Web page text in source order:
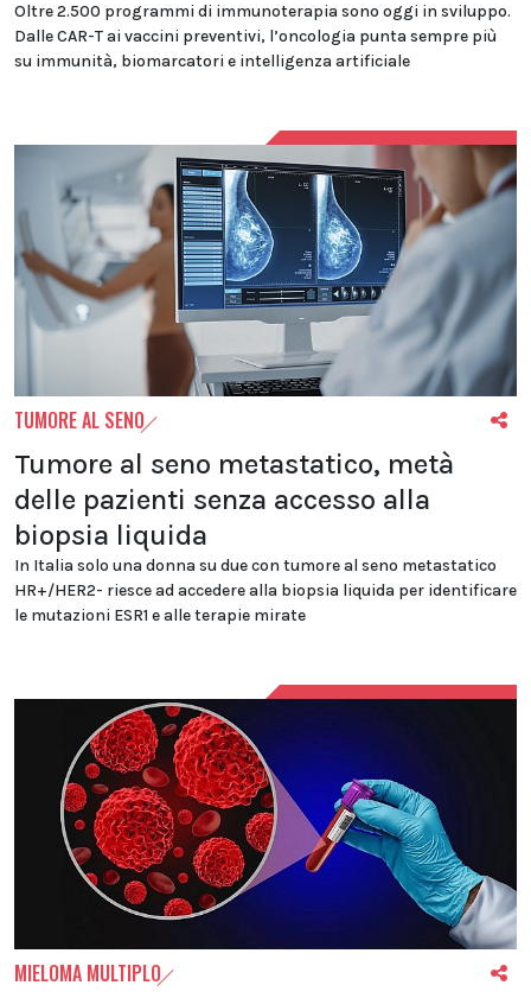
Oltre 2.500 programmi di immunoterapia sono oggi in sviluppo.
Dalle CAR-T ai vaccini preventivi, l’oncologia punta sempre più
su immunità, biomarcatori e intelligenza artificiale
TUMORE AL SENO
Tumore al seno metastatico, metà
delle pazienti senza accesso alla
biopsia liquida
In Italia solo una donna su due con tumore al seno metastatico
HR+/HER2- riesce ad accedere alla biopsia liquida per identificare
le mutazioni ESR1 e alle terapie mirate
MIELOMA MULTIPLO